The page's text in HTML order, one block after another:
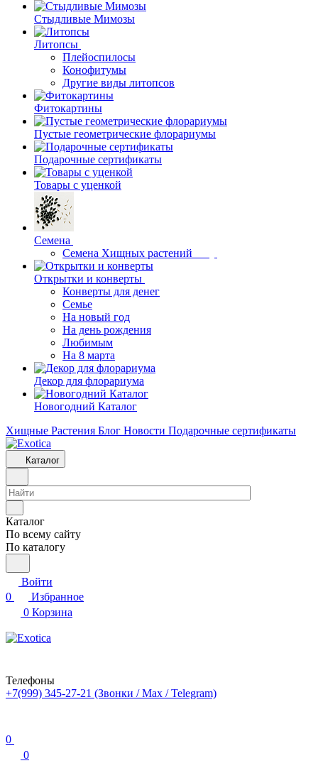
Стыдливые Мимозы
Литопсы
Плейоспилосы
Конофитумы
Другие виды литопсов
Фитокартины
Пустые геометрические флорариумы
Подарочные сертификаты
Товары с уценкой
Семена
Семена Хищных растений
Открытки и конверты
Конверты для денег
Семье
На новый год
На день рождения
Любимым
На 8 марта
Декор для флорариума
Новогодний Каталог
Хищные Растения Блог Новости Подарочные сертификаты
Каталог
Каталог
По всему сайту
По каталогу
Войти
0
Избранное
0 Корзина
Телефоны
+7(999) 345-27-21 (Звонки / Max / Telegram)
0
0